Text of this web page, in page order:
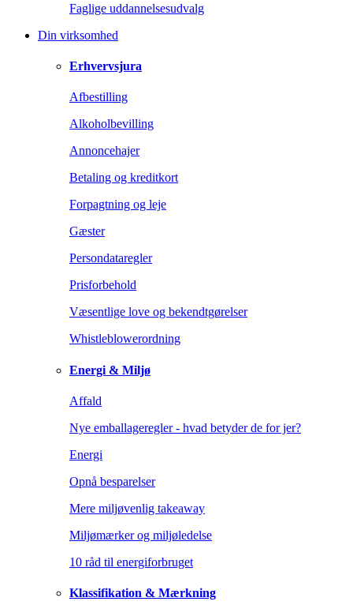
Faglige uddannelsesudvalg
Din virksomhed
Erhvervsjura
Afbestilling
Alkoholbevilling
Annoncehajer
Betaling og kreditkort
Forpagtning og leje
Gæster
Persondataregler
Prisforbehold
Væsentlige love og bekendtgørelser
Whistleblowerordning
Energi & Miljø
Affald
Nye emballageregler - hvad betyder de for jer?
Energi
Opnå besparelser
Mere miljøvenlig takeaway
Miljømærker og miljøledelse
10 råd til energiforbruget
Klassifikation & Mærkning